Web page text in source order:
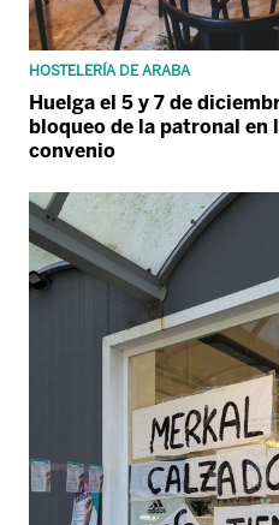
HOSTELERÍA DE ARABA
Huelga el 5 y 7 de
bloqueo de la patronal en
convenio